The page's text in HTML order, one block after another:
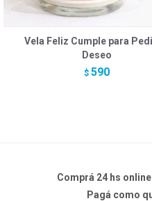
Vela Feliz Cumple para
Deseo
$ 590
Comprá 24 hs online
Pagá como